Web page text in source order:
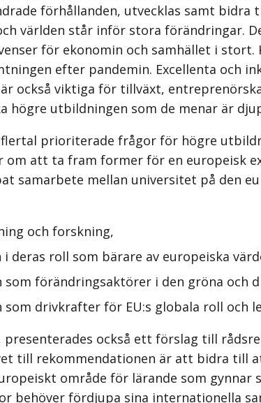
förhållanden, utvecklas samt
världen står inför stora förändringar.
för ekonomin och samhället i
efter pandemin. Excellenta och
är också viktiga för tillväxt,
högre utbildningen som de menar är
prioriterade frågor för högre
om att ta fram former för en europeisk
samarbete mellan universitet på den
och forskning,
deras roll som bärare av europeiska
förändringsaktörer i den gröna och
drivkrafter för EU:s globala roll och
presenterades också ett förslag till
till rekommendationen är att bidra till
område för lärande som
behöver fördjupa sina internationella